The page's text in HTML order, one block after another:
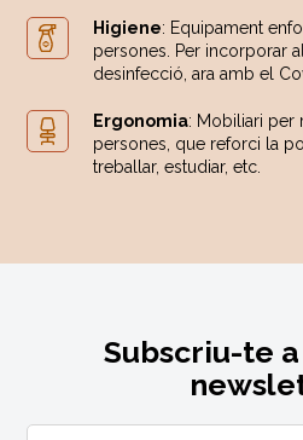
Higiene: Equipament
persones. Per incorporar
desinfecció, ara amb el
Ergonomia: Mobiliari per
persones, que reforci la
treballar, estudiar, etc.
Subscriu-te